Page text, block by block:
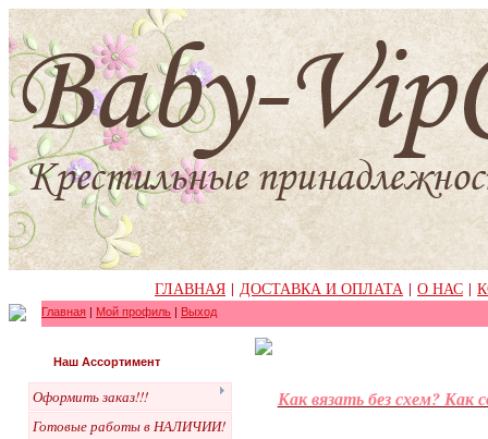
ГЛАВНАЯ | ДОСТАВКА И ОПЛАТА | О НАС |
Главная | Мой профиль | Выход
Наш Ассортимент
Оформить заказ!!!
Готовые работы в НАЛИЧИИ!
Как вязать без схем? Как